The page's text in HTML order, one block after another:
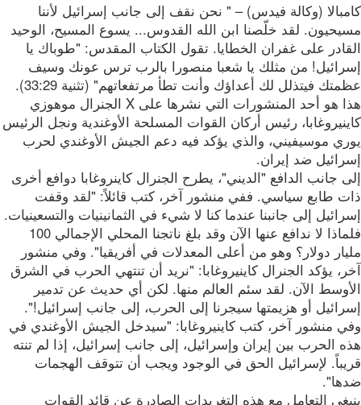
(وكالة فيدس) – " نحن نقف إلى جانب إسرائيل لأننا
لقد خلّصنا ابن الله القدوس... يسوع المسيح، الوحيد
على غفران الخطايا. تقول الكتاب المقدس: "طوباك يا
من مثلك يا شعبا منصورا بالرب ترس عونك وسيف
عظمتك فيتذلل لك أعداؤك وأنت تطأ مرتفعاتهم" (تثنية 33:29).
هذا هو أحد المنشورات التي نشرها على X الجنرال موهوزي
رئيس أركان القوات المسلحة الأوغندية ونجل الرئيس
موسيفيني، والذي يؤكد فيه دعم الجيش الأوغندي لحرب
ضد إيران.
جانب الدافع "الديني"، يطرح الجنرال كاينروغابا دوافع أخرى
طابع سياسي. ففي منشور آخر، كتب قائلاً: "لقد وقفت
إلى جانبنا عندما كنا لا شيء في الثمانينيات والتسعينيات.
فلماذا لا ندافع عنها الآن وقد بلغ ناتجنا المحلي الإجمالي 100
دولار؟ وهو من أعلى المعدلات في أفريقيا". وفي منشور
يؤكد الجنرال كاينيروغابا: "نريد أن تنتهي الحرب في الشرق
الآن. لقد سئم العالم منها. لكن أي حديث عن تدمير
أو هزيمتها سيجرنا إلى الحرب، إلى جانب إسرائيل!".
منشور آخر، كتب كاينيروغابا: "سيدخل الجيش الأوغندي في
الحرب بين إيران وإسرائيل، إلى جانب إسرائيل، إذا لم تنته
لإسرائيل الحق في الوجود ويجب أن تتوقف الهجمات
التعامل مع هذه التغريدات الصادرة عن قائد القوات